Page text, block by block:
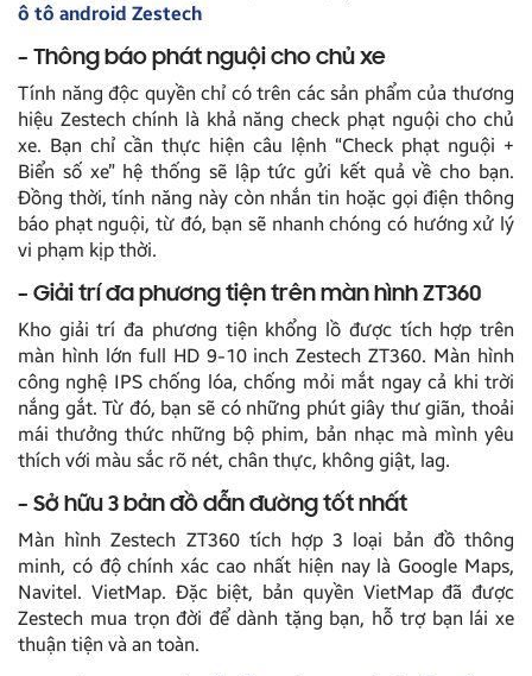
ô tô android Zestech
– Thông báo phát nguội cho chủ xe
Tính năng độc quyền chỉ có trên các sản phẩm của thương
hiệu Zestech chính là khả năng check phạt nguội cho chủ
xe. Bạn chỉ cần thực hiện câu lệnh “Check phạt nguội +
Biển số xe” hệ thống sẽ lập tức gửi kết quả về cho bạn.
Đồng thời, tính năng này còn nhắn tin hoặc gọi điện thông
báo phạt nguội, từ đó, bạn sẽ nhanh chóng có hướng xử lý
vi phạm kịp thời.
– Giải trí đa phương tiện trên màn hình ZT360
Kho giải trí đa phương tiện khổng lồ được tích hợp trên
màn hình lớn full HD 9-10 inch Zestech ZT360. Màn hình
công nghệ IPS chống lóa, chống mỏi mắt ngay cả khi trời
nắng gắt. Từ đó, bạn sẽ có những phút giây thư giãn, thoải
mái thưởng thức những bộ phim, bản nhạc mà mình yêu
thích với màu sắc rõ nét, chân thực, không giật, lag.
– Sở hữu 3 bản đồ dẫn đường tốt nhất
Màn hình Zestech ZT360 tích hợp 3 loại bản đồ thông
minh, có độ chính xác cao nhất hiện nay là Google Maps,
Navitel. VietMap. Đặc biệt, bản quyền VietMap đã được
Zestech mua trọn đời để dành tặng bạn, hỗ trợ bạn lái xe
thuận tiện và an toàn.